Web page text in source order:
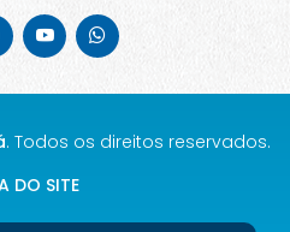
. Todos os direitos reservados.
DO SITE